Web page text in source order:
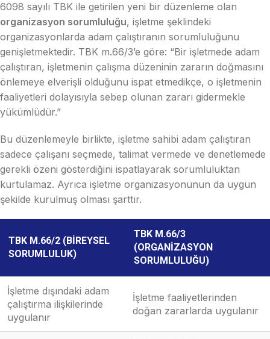
6098 sayılı TBK ile getirilen yeni bir düzenleme olan
organizasyon sorumluluğu, işletme şeklindeki
organizasyonlarda adam çalıştıranın sorumluluğunu
genişletmektedir. TBK m.66/3’e göre: “Bir işletmede adam
çalıştıran, işletmenin çalışma düzeninin zararın doğmasını
önlemeye elverişli olduğunu ispat etmedikçe, o işletmenin
faaliyetleri dolayısıyla sebep olunan zararı gidermekle
yükümlüdür.”
Bu düzenlemeyle birlikte, işletme sahibi adam çalıştıran
sadece çalışanı seçmede, talimat vermede ve denetlemede
gerekli özeni gösterdiğini ispatlayarak sorumluluktan
kurtulamaz. Ayrıca işletme organizasyonunun da uygun
şekilde kurulmuş olması şarttır.
TBK M.66/2 (BIREYSEL
SORUMLULUK)
TBK M.66/3
(ORGANIZASYON
SORUMLULUĞU)
İşletme dışındaki adam
çalıştırma ilişkilerinde
uygulanır
İşletme faaliyetlerinden
doğan zararlarda uygulanır